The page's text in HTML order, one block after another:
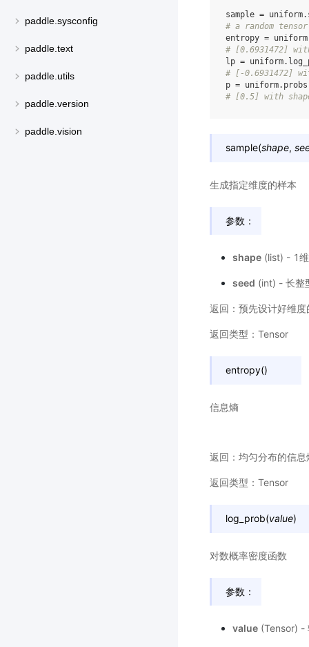
paddle.sysconfig
paddle.text
paddle.utils
paddle.version
paddle.vision
sample = uniform.
# a random
entropy = uniform
# [0.6931472]
lp = uniform.
# [-0.6931472]
p = uniform. probs
# [0.5] with
sample(shape,
生成指定维度的样本
参数：
shape(list) - 1维
seed (int) - 长整
返回：预先设计好维
返回类型：Tensor
entropy()
信息熵
返回：均匀分布的信
返回类型：Tensor
log_prob(value)
对数概率密度函数
参数：
value(Tensor) -